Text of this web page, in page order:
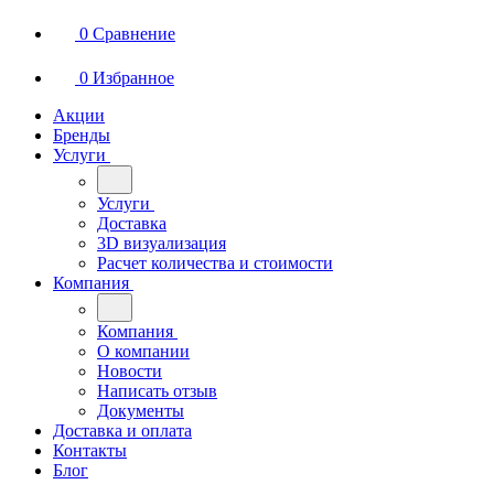
0 Сравнение
0 Избранное
Акции
Бренды
Услуги
Услуги
Доставка
3D визуализация
Расчет количества и стоимости
Компания
Компания
О компании
Новости
Написать отзыв
Документы
Доставка и оплата
Контакты
Блог